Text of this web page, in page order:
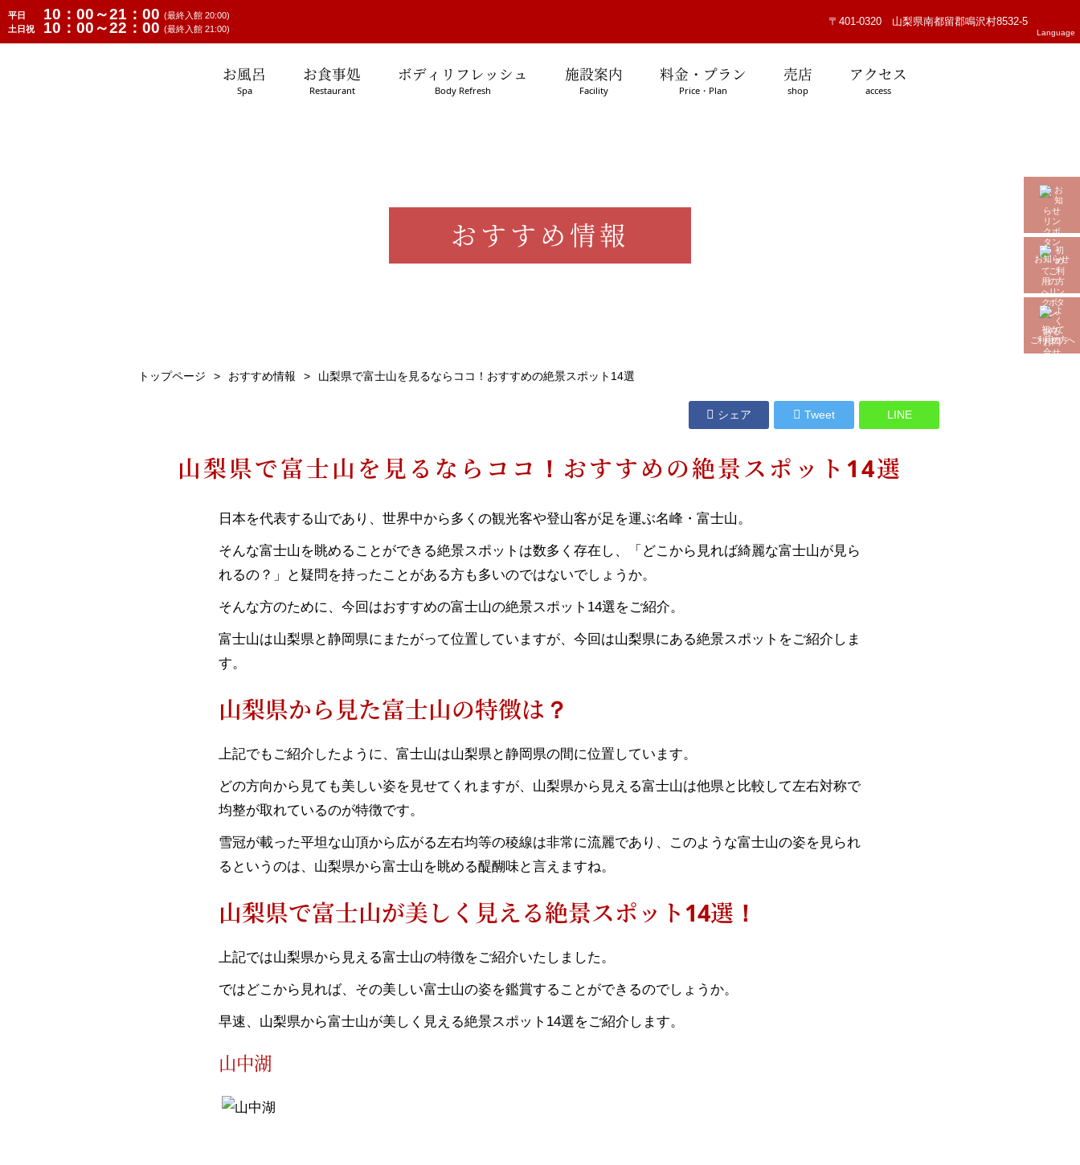
Language
平日 10：00～21：00 (最終入館 20:00)
土日祝 10：00～22：00 (最終入館 21:00)
〒401-0320 山梨県南都留郡鳴沢村8532-5
お風呂
Spa
お食事処
Restaurant
ボディリフレッシュ
Body Refresh
施設案内
Facility
料金・プラン
Price・Plan
売店
shop
アクセス
access
お知らせ
初めて
ご利用の方へ
おすすめ情報
トップページ おすすめ情報 山梨県で富士山を見るならココ！おすすめの絶景スポット14選
シェア Tweet LINE
山梨県で富士山を見るならココ！おすすめの絶景スポット14選
日本を代表する山であり、世界中から多くの観光客や登山客が足を運ぶ名峰・富士山。
そんな富士山を眺めることができる絶景スポットは数多く存在し、「どこから見れば綺麗な富士山が見ら
れるの？」と疑問を持ったことがある方も多いのではないでしょうか。
そんな方のために、今回はおすすめの富士山の絶景スポット14選をご紹介。
富士山は山梨県と静岡県にまたがって位置していますが、今回は山梨県にある絶景スポットをご紹介しま
す。
山梨県から見た富士山の特徴は？
上記でもご紹介したように、富士山は山梨県と静岡県の間に位置しています。
どの方向から見ても美しい姿を見せてくれますが、山梨県から見える富士山は他県と比較して左右対称で
均整が取れているのが特徴です。
雪冠が載った平坦な山頂から広がる左右均等の稜線は非常に流麗であり、このような富士山の姿を見られ
るというのは、山梨県から富士山を眺める醍醐味と言えますね。
山梨県で富士山が美しく見える絶景スポット14選！
上記では山梨県から見える富士山の特徴をご紹介いたしました。
ではどこから見れば、その美しい富士山の姿を鑑賞することができるのでしょうか。
早速、山梨県から富士山が美しく見える絶景スポット14選をご紹介します。
山中湖